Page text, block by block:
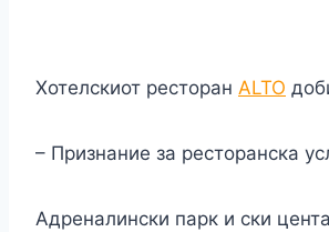
Хотелскиот ресторан ALTO
– Признание за ресторанска
Aдреналински парк и ски